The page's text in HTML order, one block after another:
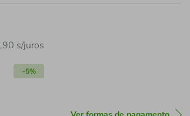
,90 s/juros
-5%